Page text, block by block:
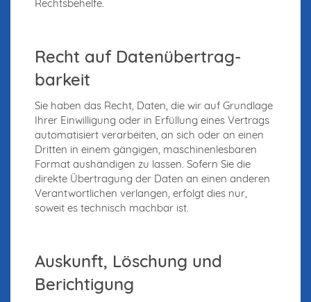
Rechtsbehelfe.
Recht auf Daten­übertrag­
barkeit
Sie haben das Recht, Daten, die wir auf Grundlage
Ihrer Einwilligung oder in Erfüllung eines Vertrags
automatisiert verarbeiten, an sich oder an einen
Dritten in einem gängigen, maschinenlesbaren
Format aushändigen zu lassen. Sofern Sie die
direkte Übertragung der Daten an einen anderen
Verantwortlichen verlangen, erfolgt dies nur,
soweit es technisch machbar ist.
Auskunft, Löschung und
Berichtigung